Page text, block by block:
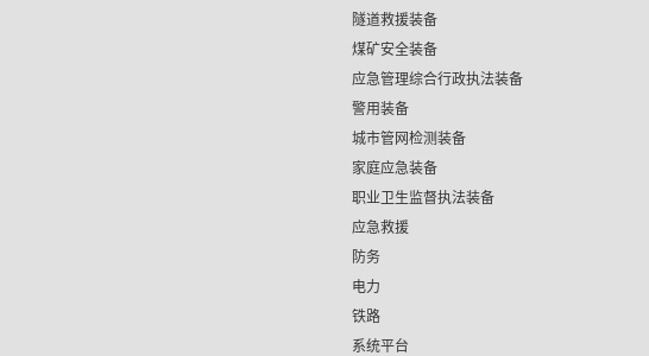
隧道救援装备
煤矿安全装备
应急管理综合行政执法装备
警用装备
城市管网检测装备
家庭应急装备
职业卫生监督执法装备
应急救援
防务
电力
铁路
系统平台